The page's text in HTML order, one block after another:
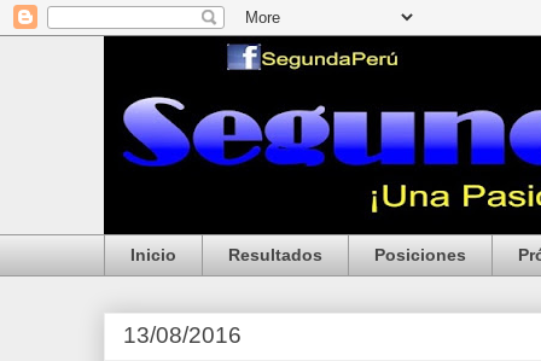
Inicio Resultados Posiciones
13/08/2016